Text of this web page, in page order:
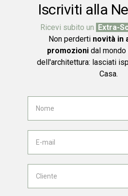
Iscriviti alla
Ricevi subito un
Extra-
Non perderti novità in
promozioni dal
dell'architettura: lasciati
Casa.